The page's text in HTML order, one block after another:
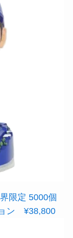
限定 5000個
ン ¥38,800